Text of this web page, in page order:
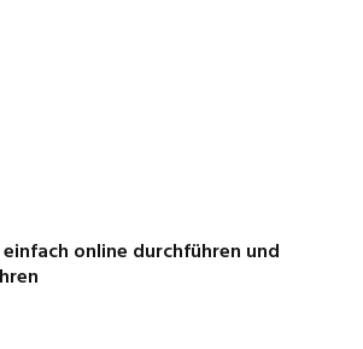
online durchführen und